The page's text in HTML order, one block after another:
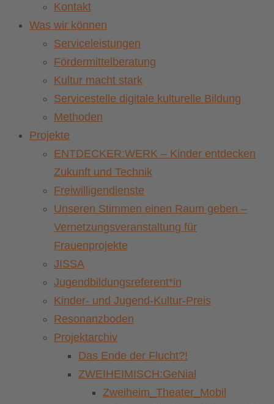
Kontakt
Was wir können
Serviceleistungen
Fördermittelberatung
Kultur macht stark
Servicestelle digitale kulturelle Bildung
Methoden
Projekte
ENTDECKER:WERK – Kinder entdecken
Zukunft und Technik
Freiwilligendienste
Unseren Stimmen einen Raum geben –
Vernetzungsveranstaltung für
Frauenprojekte
JISSA
Jugendbildungsreferent*in
Kinder- und Jugend-Kultur-Preis
Resonanzboden
Projektarchiv
Das Ende der Flucht?!
ZWEIHEIMISCH:GeNial
Zweiheim_Theater_Mobil